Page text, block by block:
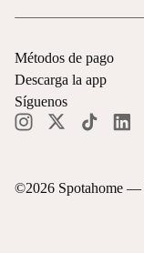
©2026 Spotahome —
Métodos de pago
Descarga la app
Síguenos